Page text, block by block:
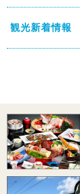
観光新着情報